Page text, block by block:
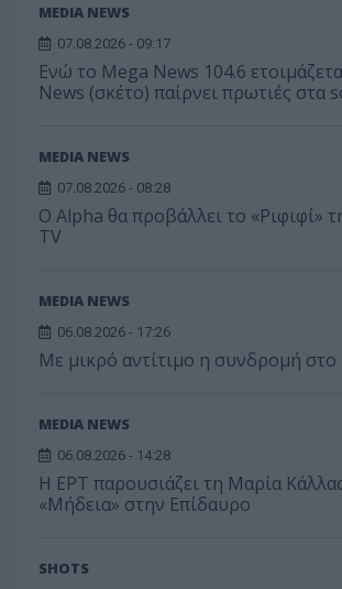
MEDIA NEWS
07.08.2026 - 09:17
Ενώ το Mega News 104.6
News (σκέτο) παίρνει πρωτιές στα
MEDIA NEWS
07.08.2026 - 08:28
Ο Alpha θα προβάλλει το «Ριφιφί»
TV
MEDIA NEWS
06.08.2026 - 17:26
Με μικρό αντίτιμο η συνδρομή
MEDIA NEWS
06.08.2026 - 14:28
Η ΕΡΤ παρουσιάζει τη Μαρία
«Μήδεια» στην Επίδαυρο
SHOTS